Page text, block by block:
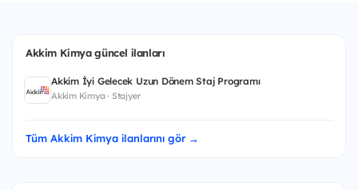
Akkim Kimya güncel ilanları
Akkim İyi Gelecek Uzun Dönem Staj Programı
Akkim Kimya · Stajyer
Tüm Akkim Kimya ilanlarını gör →